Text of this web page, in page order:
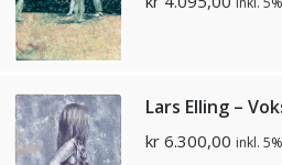
Lars Elling –
kr 6.300,00 inkl.